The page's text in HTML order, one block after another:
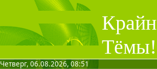
Четверг, 06.08.2026, 08:51